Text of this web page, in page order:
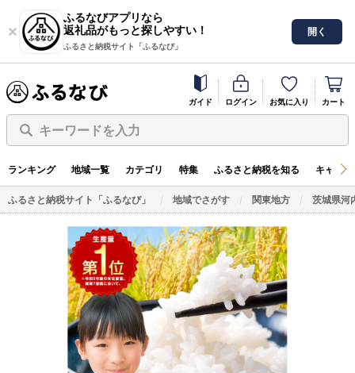
ふるなびアプリなら
返礼品がもっと探しやすい！
ふるさと納税サイト「ふるなび」
開く
ガイド ログイン お気に入り カート
キーワードを入力
ランキング 地域一覧 カテゴリ 特集 ふるさと納税を知る キャン
ふるさと納税サイト「ふるなび」 地域でさがす 関東地方 茨城県河